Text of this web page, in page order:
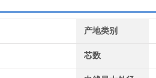
产地类别
芯数